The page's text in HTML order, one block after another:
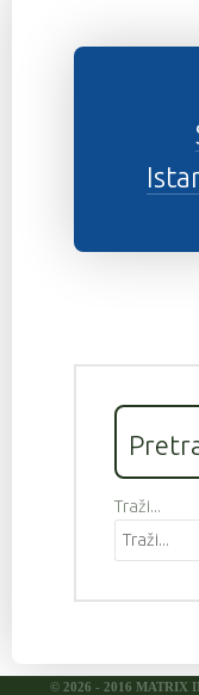
Traži...
© 2026 - 2016 MATRIX